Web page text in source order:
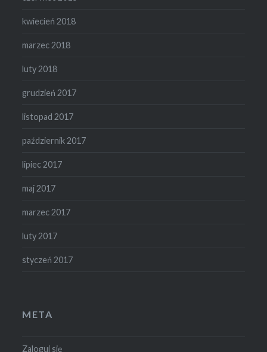
kwiecień 2018
marzec 2018
luty 2018
grudzień 2017
listopad 2017
październik 2017
lipiec 2017
maj 2017
marzec 2017
luty 2017
styczeń 2017
META
Zaloguj się